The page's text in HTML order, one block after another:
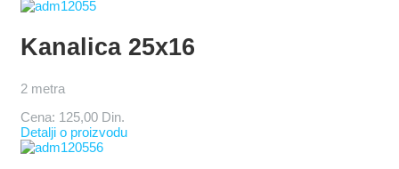
Kanalica 25x16
2 metra
Cena: 125,00 Din.
Detalji o proizvodu